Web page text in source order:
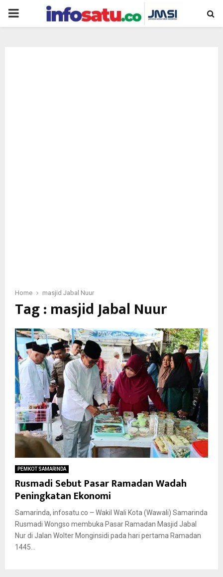
PRIMARY
Home masjid Jabal Nuur
Tag : masjid Jabal Nuur
PEMKOT SAMARINDA
Rusmadi Sebut Pasar Ramadan Wadah
Peningkatan Ekonomi
Samarinda, infosatu.co – Wakil Wali Kota (Wawali) Samarinda
Rusmadi Wongso membuka Pasar Ramadan Masjid Jabal
Nur di Jalan Wolter Monginsidi pada hari pertama Ramadan
1445...